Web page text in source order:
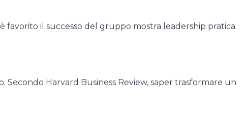
favorito il successo del gruppo mostra leadership pratica.
Secondo Harvard Business Review, saper trasformare un